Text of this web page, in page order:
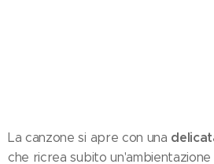
La canzone si apre con una
che ricrea subito un'ambientazione